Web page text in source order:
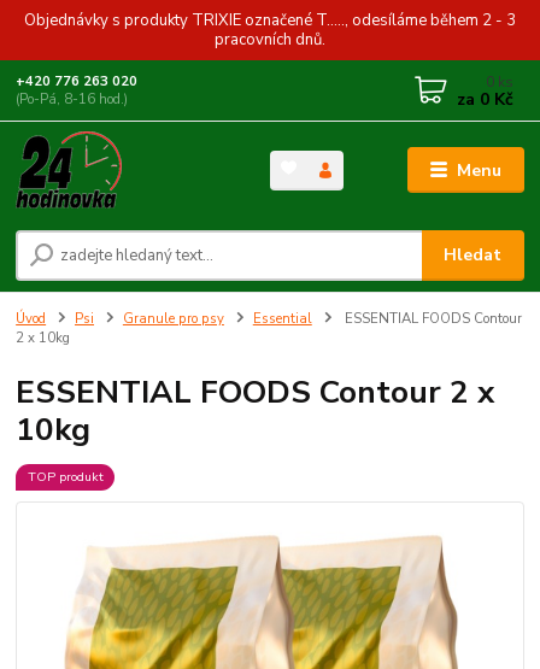
Objednávky s produkty TRIXIE označené T....., odesíláme během 2 - 3
pracovních dnů.
Menu
Hledat
+420 776 263 020
(Po-Pá, 8-16 hod.)
0 ks
za 0 Kč
Úvod Psi Granule pro psy Essential
ESSENTIAL FOODS Contour
2 x 10kg
ESSENTIAL FOODS Contour 2 x
10kg
TOP produkt